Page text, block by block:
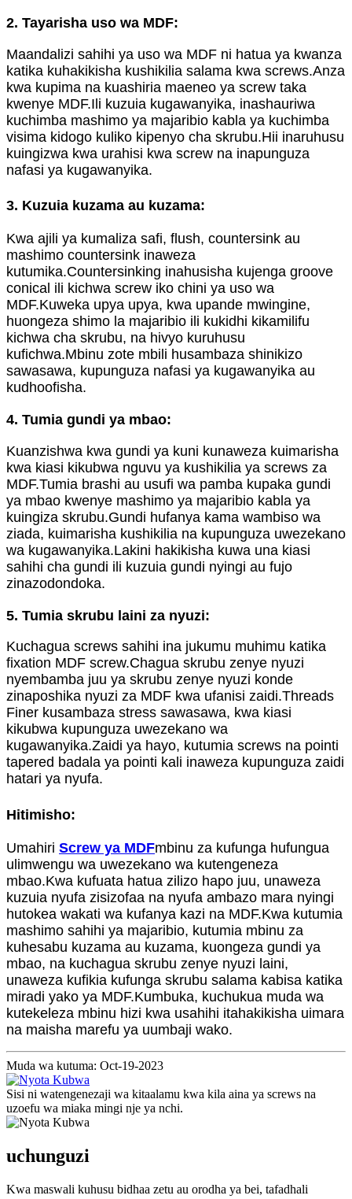
2. Tayarisha uso wa MDF:
Maandalizi sahihi ya uso wa MDF ni hatua ya kwanza
katika kuhakikisha kushikilia salama kwa screws.Anza
kwa kupima na kuashiria maeneo ya screw taka
kwenye MDF.Ili kuzuia kugawanyika, inashauriwa
kuchimba mashimo ya majaribio kabla ya kuchimba
visima kidogo kuliko kipenyo cha skrubu.Hii inaruhusu
kuingizwa kwa urahisi kwa screw na inapunguza
nafasi ya kugawanyika.
3. Kuzuia kuzama au kuzama:
Kwa ajili ya kumaliza safi, flush, countersink au
mashimo countersink inaweza
kutumika.Countersinking inahusisha kujenga groove
conical ili kichwa screw iko chini ya uso wa
MDF.Kuweka upya upya, kwa upande mwingine,
huongeza shimo la majaribio ili kukidhi kikamilifu
kichwa cha skrubu, na hivyo kuruhusu
kufichwa.Mbinu zote mbili husambaza shinikizo
sawasawa, kupunguza nafasi ya kugawanyika au
kudhoofisha.
4. Tumia gundi ya mbao:
Kuanzishwa kwa gundi ya kuni kunaweza kuimarisha
kwa kiasi kikubwa nguvu ya kushikilia ya screws za
MDF.Tumia brashi au usufi wa pamba kupaka gundi
ya mbao kwenye mashimo ya majaribio kabla ya
kuingiza skrubu.Gundi hufanya kama wambiso wa
ziada, kuimarisha kushikilia na kupunguza uwezekano
wa kugawanyika.Lakini hakikisha kuwa una kiasi
sahihi cha gundi ili kuzuia gundi nyingi au fujo
zinazodondoka.
5. Tumia skrubu laini za nyuzi:
Kuchagua screws sahihi ina jukumu muhimu katika
fixation MDF screw.Chagua skrubu zenye nyuzi
nyembamba juu ya skrubu zenye nyuzi konde
zinaposhika nyuzi za MDF kwa ufanisi zaidi.Threads
Finer kusambaza stress sawasawa, kwa kiasi
kikubwa kupunguza uwezekano wa
kugawanyika.Zaidi ya hayo, kutumia screws na pointi
tapered badala ya pointi kali inaweza kupunguza zaidi
hatari ya nyufa.
Hitimisho:
Umahiri Screw ya MDFmbinu za kufunga hufungua
ulimwengu wa uwezekano wa kutengeneza
mbao.Kwa kufuata hatua zilizo hapo juu, unaweza
kuzuia nyufa zisizofaa na nyufa ambazo mara nyingi
hutokea wakati wa kufanya kazi na MDF.Kwa kutumia
mashimo sahihi ya majaribio, kutumia mbinu za
kuhesabu kuzama au kuzama, kuongeza gundi ya
mbao, na kuchagua skrubu zenye nyuzi laini,
unaweza kufikia kufunga skrubu salama kabisa katika
miradi yako ya MDF.Kumbuka, kuchukua muda wa
kutekeleza mbinu hizi kwa usahihi itahakikisha uimara
na maisha marefu ya uumbaji wako.
Muda wa kutuma: Oct-19-2023
Sisi ni watengenezaji wa kitaalamu kwa kila aina ya screws na
uzoefu wa miaka mingi nje ya nchi.
uchunguzi
Kwa maswali kuhusu bidhaa zetu au orodha ya bei, tafadhali